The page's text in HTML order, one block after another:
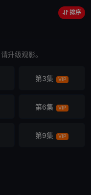
爱上了只看重恋爱性价比、
纱（饭丰万理江 饰）。克
的爱情更注重安稳的生
天才厨师岩桥要，也在与
排序
升级观影。
第3集 VIP
第6集 VIP
第9集 VIP